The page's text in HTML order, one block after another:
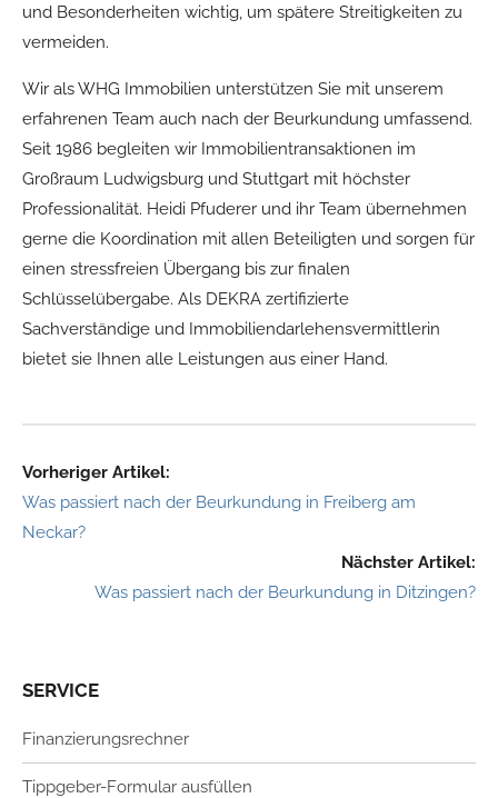
und Besonderheiten wichtig, um spätere Streitigkeiten zu
vermeiden.
Wir als WHG Immobilien unterstützen Sie mit unserem
erfahrenen Team auch nach der Beurkundung umfassend.
Seit 1986 begleiten wir Immobilientransaktionen im
Großraum Ludwigsburg und Stuttgart mit höchster
Professionalität. Heidi Pfuderer und ihr Team übernehmen
gerne die Koordination mit allen Beteiligten und sorgen für
einen stressfreien Übergang bis zur finalen
Schlüsselübergabe. Als DEKRA zertifizierte
Sachverständige und Immobiliendarlehensvermittlerin
bietet sie Ihnen alle Leistungen aus einer Hand.
Vorheriger Artikel:
Was passiert nach der Beurkundung in Freiberg am
Neckar?
Nächster Artikel:
Was passiert nach der Beurkundung in Ditzingen?
SERVICE
Finanzierungsrechner
Tippgeber-Formular ausfüllen